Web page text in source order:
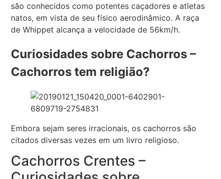
são conhecidos como potentes caçadores e atletas
natos, em vista de seu físico aerodinâmico. A raça
de Whippet alcança a velocidade de 56km/h.
Curiosidades sobre Cachorros –
Cachorros tem religião?
Embora sejam seres irracionais, os cachorros são
citados diversas vezes em um livro religioso.
Cachorros Crentes –